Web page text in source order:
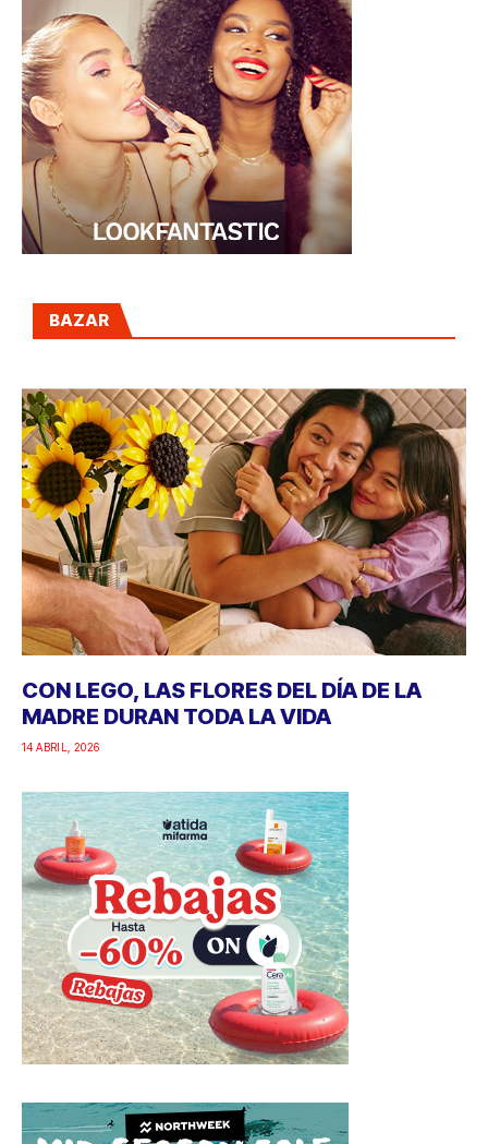
BAZAR
CON LEGO, LAS FLORES DEL DÍA DE LA
MADRE DURAN TODA LA VIDA
14 ABRIL, 2026